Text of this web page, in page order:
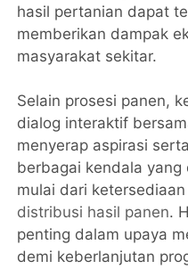
hasil pertanian dapat
memberikan dampak
masyarakat sekitar.
Selain prosesi panen,
dialog interaktif
menyerap aspirasi
berbagai kendala
mulai dari
distribusi hasil panen.
penting dalam upaya
demi keberlanjutan